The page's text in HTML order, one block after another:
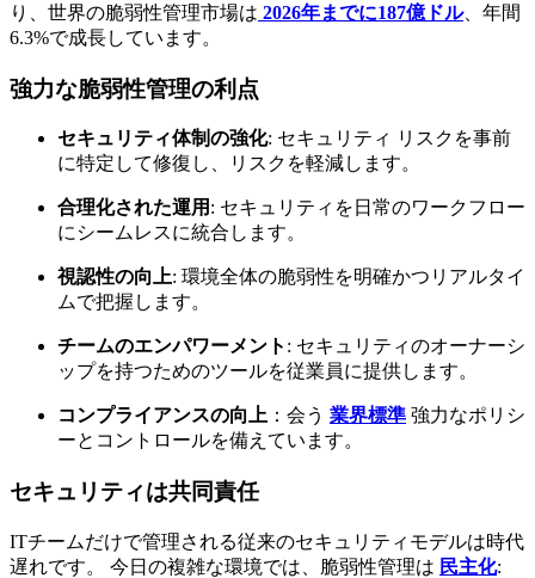
り、世界の脆弱性管理市場は 2026年までに187億ドル、年間
6.3%で成長しています。
強力な脆弱性管理の利点
セキュリティ体制の強化: セキュリティ リスクを事前
に特定して修復し、リスクを軽減します。
合理化された運用 : セキュリティを日常のワークフロー
にシームレスに統合します。
視認性の向上: 環境全体の脆弱性を明確かつリアルタイ
ムで把握します。
チームのエンパワーメント : セキュリティのオーナーシ
ップを持つためのツールを従業員に提供します。
コンプライアンスの向上 ：会う 業界標準 強力なポリシ
ーとコントロールを備えています。
セキュリティは共同責任
ITチームだけで管理される従来のセキュリティモデルは時代
遅れです。 今日の複雑な環境では、脆弱性管理は 民主化: